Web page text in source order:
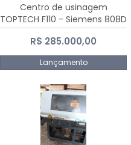
Centro de usinagem
TOPTECH F110 - Siemens 808D
Advanced
R$ 285.000,00
Lançamento